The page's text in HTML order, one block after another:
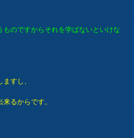
ものですからそれを学ばないといけな
ますし、
来るからです。